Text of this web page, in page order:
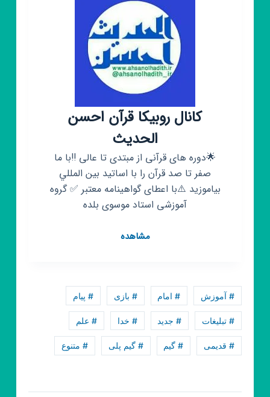
دسنتا
🦁
💻
🕹
🖲
کانال روبیکا قرآن احسن
الحدیث
🌟دوره های قرآنی از مبتدی تا عالی ‼️با ما
صفر تا صد قرآن را با اساتيد بين المللي
بیاموزید ⚠️با اعطای گواهینامه معتبر ✅ گروه
آموزشی استاد موسوی بلده
مشاهدهکانال
الحدیث
# آموزش # امام # بازی # پیام
# تبلیغات # جدید # خدا # علم
# قدیمی # گیم # گیم پلی # متنوع